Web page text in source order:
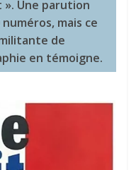
Une parution
mais ce
de
en témoigne.